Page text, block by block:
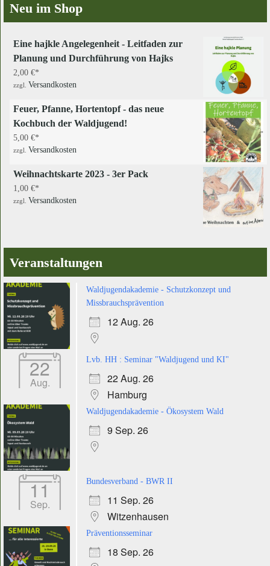
Neu im Shop
Eine hajkle Angelegenheit - Leitfaden zur
Planung und Durchführung von Hajks
2,00 €
zzgl. Versandkosten
Feuer, Pfanne, Hortentopf - das neue
Kochbuch der Waldjugend!
5,00 €
zzgl. Versandkosten
Weihnachtskarte 2023 - 3er Pack
1,00 €
zzgl. Versandkosten
Veranstaltungen
Waldjugendakademie - Schutzkonzept und
Missbrauchsprävention
12 Aug. 26
22
Aug.
Lvb. HH : Seminar "Waldjugend und KI"
22 Aug. 26
Hamburg
Waldjugendakademie - Ökosystem Wald
9 Sep. 26
11
Sep.
Bundesverband - BWR II
11 Sep. 26
Witzenhausen
Präventionsseminar
18 Sep. 26